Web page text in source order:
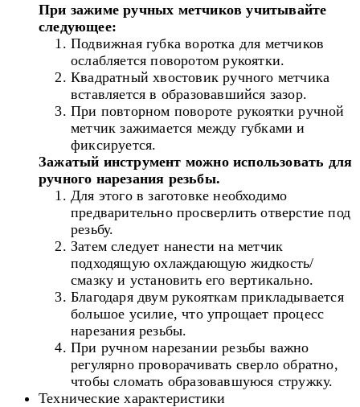
При зажиме ручных метчиков учитывайте
следующее:
Подвижная губка воротка для метчиков
ослабляется поворотом рукоятки.
Квадратный хвостовик ручного метчика
вставляется в образовавшийся зазор.
При повторном повороте рукоятки ручной
метчик зажимается между губками и
фиксируется.
Зажатый инструмент можно использовать для
ручного нарезания резьбы.
Для этого в заготовке необходимо
предварительно просверлить отверстие под
резьбу.
Затем следует нанести на метчик
подходящую охлаждающую жидкость/
смазку и установить его вертикально.
Благодаря двум рукояткам прикладывается
большое усилие, что упрощает процесс
нарезания резьбы.
При ручном нарезании резьбы важно
регулярно проворачивать сверло обратно,
чтобы сломать образовавшуюся стружку.
Технические характеристики